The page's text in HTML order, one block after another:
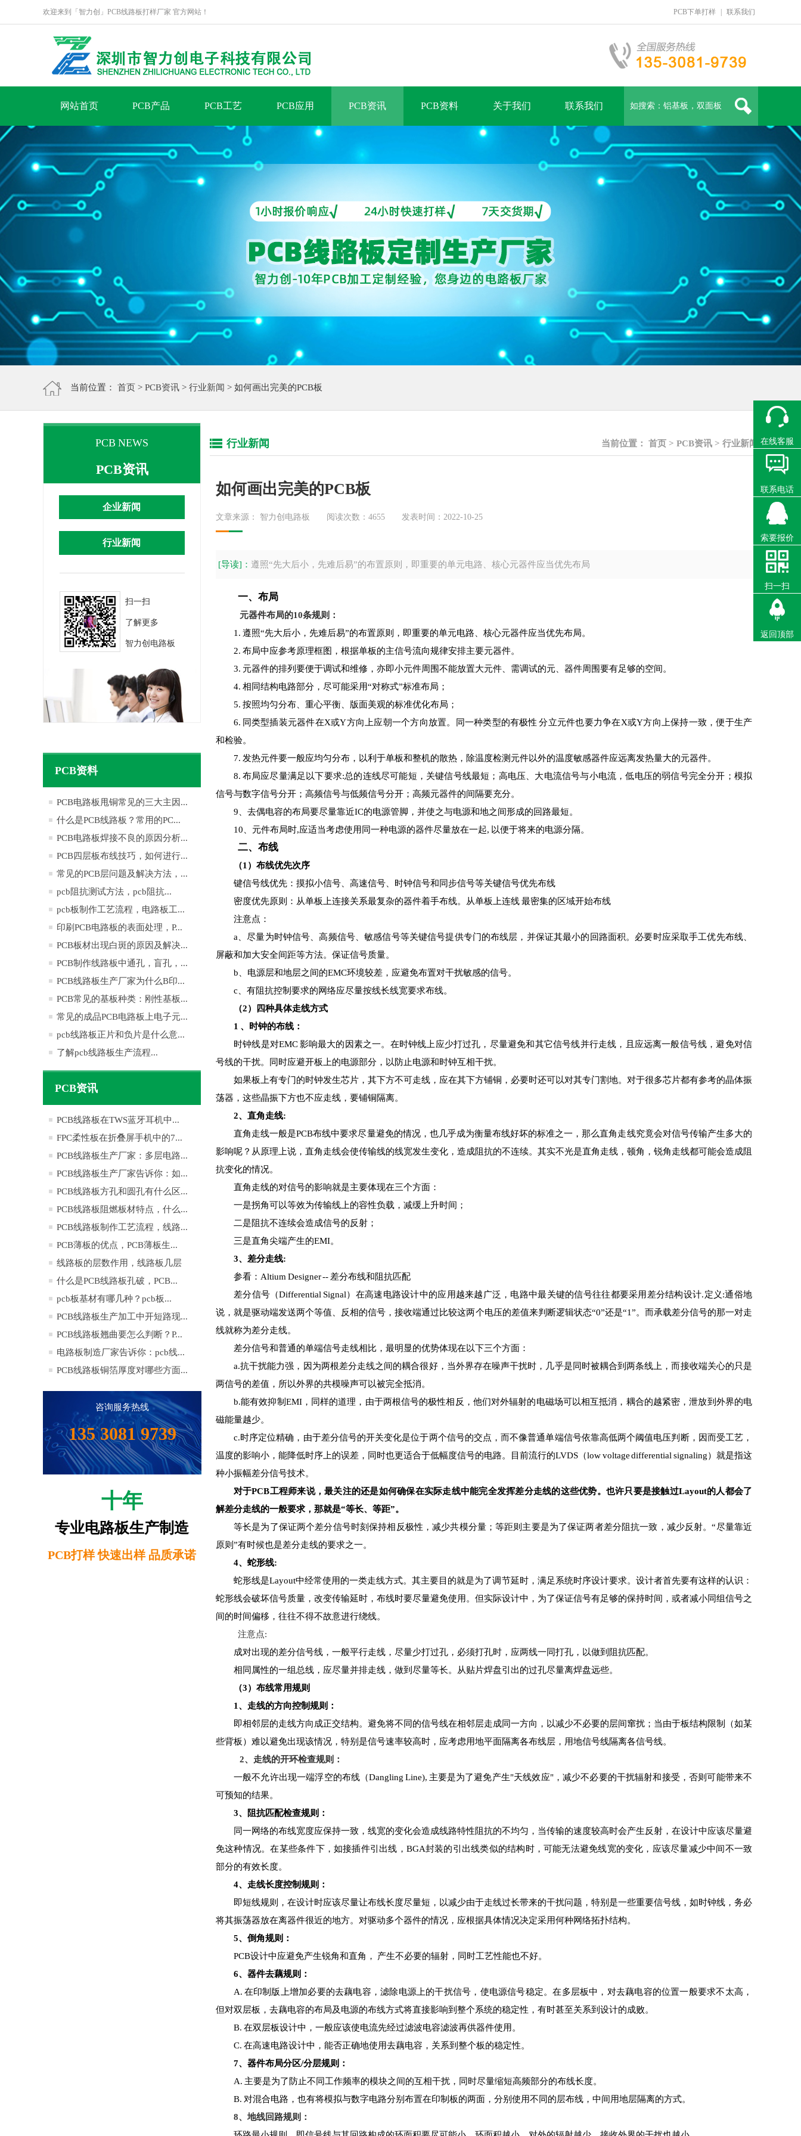
欢迎来到「智力创」PCB线路板打样厂家 官方网站！ PCB下单打样 联系我们
网站首页 PCB产品 PCB工艺 PCB应用 PCB资讯 PCB资料 关于我们 联系我们
当前位置： 首页 > PCB资讯 > 行业新闻 > 如何画出完美的PCB板
PCB NEWS
PCB资讯
企业新闻
行业新闻
扫一扫
了解更多
智力创电路板
PCB资料
PCB电路板甩铜常见的三大主因...
什么是PCB线路板？常用的PC...
PCB电路板焊接不良的原因分析...
PCB四层板布线技巧，如何进行...
常见的PCB层问题及解决方法，...
pcb阻抗测试方法，pcb阻抗...
pcb板制作工艺流程，电路板工...
印刷PCB电路板的表面处理，P...
PCB板材出现白斑的原因及解决...
PCB制作线路板中通孔，盲孔，...
PCB线路板生产厂家为什么B印...
PCB常见的基板种类：刚性基板...
常见的成品PCB电路板上电子元...
pcb线路板正片和负片是什么意...
了解pcb线路板生产流程...
PCB资讯
PCB线路板在TWS蓝牙耳机中...
FPC柔性板在折叠屏手机中的7...
PCB线路板生产厂家：多层电路...
PCB线路板生产厂家告诉你：如...
PCB线路板方孔和圆孔有什么区...
PCB线路板阻燃板材特点，什么...
PCB线路板制作工艺流程，线路...
PCB薄板的优点，PCB薄板生...
线路板的层数作用，线路板几层
是...
什么是PCB线路板孔破，PCB...
pcb板基材有哪几种？pcb板...
PCB线路板生产加工中开短路现...
PCB线路板翘曲要怎么判断？P...
电路板制造厂家告诉你：pcb线...
PCB线路板铜箔厚度对哪些方面...
咨询服务热线
135 3081 9739
十年
专业电路板生产制造
PCB打样 快速出样 品质承诺
当前位置： 首页 > PCB资讯 > 行业新闻
行业新闻
如何画出完美的PCB板
文章来源： 智力创电路板 阅读次数：4655 发表时间：2022-10-25
[导读]： 遵照“先大后小，先难后易”的布置原则，即重要的单元电路、核心元器件应当优先布局
一、布局
元器件布局的10条规则：
1. 遵照“先大后小，先难后易”的布置原则，即重要的单元电路、核心元器件应当优先布局。
2. 布局中应参考原理框图，根据单板的主信号流向规律安排主要元器件。
3. 元器件的排列要便于调试和维修，亦即小元件周围不能放置大元件、需调试的元、器件周围要有足够的空间。
4. 相同结构电路部分，尽可能采用“对称式”标准布局；
5. 按照均匀分布、重心平衡、版面美观的标准优化布局；
6. 同类型插装元器件在X或Y方向上应朝一个方向放置。同一种类型的有极性 分立元件也要力争在X或Y方向上保持一致，便于生产
和检验。
7. 发热元件要一般应均匀分布，以利于单板和整机的散热，除温度检测元件以外的温度敏感器件应远离发热量大的元器件。
8. 布局应尽量满足以下要求:总的连线尽可能短，关键信号线最短；高电压、大电流信号与小电流，低电压的弱信号完全分开；模拟
信号与数字信号分开；高频信号与低频信号分开；高频元器件的间隔要充分。
9 、去偶电容的布局要尽量靠近IC的电源管脚，并使之与电源和地之间形成的回路最短。
10 、元件布局时,应适当考虑使用同一种电源的器件尽量放在一起, 以便于将来的电源分隔。
二、布线
（1）布线优先次序
键信号线优先：摸拟小信号、高速信号、时钟信号和同步信号等关键信号优先布线
密度优先原则：从单板上连接关系最复杂的器件着手布线。从单板上连线 最密集的区域开始布线
注意点：
a 、尽量为时钟信号、高频信号、敏感信号等关键信号提供专门的布线层，并保证其最小的回路面积。必要时应采取手工优先布线、
屏蔽和加大安全间距等方法。保证信号质量。
b 、电源层和地层之间的EMC环境较差，应避免布置对干扰敏感的信号。
c 、有阻抗控制要求的网络应尽量按线长线宽要求布线。
（2）四种具体走线方式
1 、时钟的布线：
时钟线是对EMC 影响最大的因素之一。在时钟线上应少打过孔，尽量避免和其它信号线并行走线，且应远离一般信号线，避免对信
号线的干扰。同时应避开板上的电源部分，以防止电源和时钟互相干扰。
如果板上有专门的时钟发生芯片，其下方不可走线，应在其下方铺铜，必要时还可以对其专门割地。对于很多芯片都有参考的晶体振
荡器，这些晶振下方也不应走线，要铺铜隔离。
2、直角走线:
直角走线一般是PCB布线中要求尽量避免的情况，也几乎成为衡量布线好坏的标准之一，那么直角走线究竟会对信号传输产生多大的
影响呢？从原理上说，直角走线会使传输线的线宽发生变化，造成阻抗的不连续。其实不光是直角走线，顿角，锐角走线都可能会造成阻
抗变化的情况。
直角走线的对信号的影响就是主要体现在三个方面：
一是拐角可以等效为传输线上的容性负载，减缓上升时间；
二是阻抗不连续会造成信号的反射；
三是直角尖端产生的EMI。
3、差分走线:
参看：Altium Designer -- 差分布线和阻抗匹配
差分信号（Differential Signal）在高速电路设计中的应用越来越广泛，电路中最关键的信号往往都要采用差分结构设计.定义:通俗地
说，就是驱动端发送两个等值、反相的信号，接收端通过比较这两个电压的差值来判断逻辑状态“0”还是“1”。而承载差分信号的那一对走
线就称为差分走线。
差分信号和普通的单端信号走线相比，最明显的优势体现在以下三个方面：
a.抗干扰能力强，因为两根差分走线之间的耦合很好，当外界存在噪声干扰时，几乎是同时被耦合到两条线上，而接收端关心的只是
两信号的差值，所以外界的共模噪声可以被完全抵消。
b.能有效抑制EMI，同样的道理，由于两根信号的极性相反，他们对外辐射的电磁场可以相互抵消，耦合的越紧密，泄放到外界的电
磁能量越少。
c.时序定位精确，由于差分信号的开关变化是位于两个信号的交点，而不像普通单端信号依靠高低两个阈值电压判断，因而受工艺，
温度的影响小，能降低时序上的误差，同时也更适合于低幅度信号的电路。目前流行的LVDS（low voltage differential signaling）就是指这
种小振幅差分信号技术。
对于PCB工程师来说，最关注的还是如何确保在实际走线中能完全发挥差分走线的这些优势。也许只要是接触过Layout的人都会了
解差分走线的一般要求，那就是“等长、等距”。
等长是为了保证两个差分信号时刻保持相反极性，减少共模分量；等距则主要是为了保证两者差分阻抗一致，减少反射。“尽量靠近
原则”有时候也是差分走线的要求之一。
4、蛇形线:
蛇形线是Layout中经常使用的一类走线方式。其主要目的就是为了调节延时，满足系统时序设计要求。设计者首先要有这样的认识：
蛇形线会破坏信号质量，改变传输延时，布线时要尽量避免使用。但实际设计中，为了保证信号有足够的保持时间，或者减小同组信号之
间的时间偏移，往往不得不故意进行绕线。
注意点:
成对出现的差分信号线，一般平行走线，尽量少打过孔，必须打孔时，应两线一同打孔，以做到阻抗匹配。
相同属性的一组总线，应尽量并排走线，做到尽量等长。从贴片焊盘引出的过孔尽量离焊盘远些。
（3）布线常用规则
1 、走线的方向控制规则：
即相邻层的走线方向成正交结构。避免将不同的信号线在相邻层走成同一方向，以减少不必要的层间窜扰；当由于板结构限制（如某
些背板）难以避免出现该情况，特别是信号速率较高时，应考虑用地平面隔离各布线层，用地信号线隔离各信号线。
2、走线的开环检查规则：
一般不允许出现一端浮空的布线（Dangling Line), 主要是为了避免产生"天线效应"，减少不必要的干扰辐射和接受，否则可能带来不
可预知的结果。
3、阻抗匹配检查规则：
同一网络的布线宽度应保持一致，线宽的变化会造成线路特性阻抗的不均匀，当传输的速度较高时会产生反射，在设计中应该尽量避
免这种情况。在某些条件下，如接插件引出线，BGA封装的引出线类似的结构时，可能无法避免线宽的变化，应该尽量减少中间不一致
部分的有效长度。
4、走线长度控制规则：
即短线规则，在设计时应该尽量让布线长度尽量短，以减少由于走线过长带来的干扰问题，特别是一些重要信号线，如时钟线，务必
将其振荡器放在离器件很近的地方。对驱动多个器件的情况，应根据具体情况决定采用何种网络拓扑结构。
5、倒角规则：
PCB设计中应避免产生锐角和直角， 产生不必要的辐射，同时工艺性能也不好。
6、器件去藕规则：
A. 在印制版上增加必要的去藕电容，滤除电源上的干扰信号，使电源信号稳定。在多层板中，对去藕电容的位置一般要求不太高，
但对双层板，去藕电容的布局及电源的布线方式将直接影响到整个系统的稳定性，有时甚至关系到设计的成败。
B. 在双层板设计中，一般应该使电流先经过滤波电容滤波再供器件使用。
C. 在高速电路设计中，能否正确地使用去藕电容，关系到整个板的稳定性。
7、器件布局分区/分层规则：
A. 主要是为了防止不同工作频率的模块之间的互相干扰，同时尽量缩短高频部分的布线长度。
B. 对混合电路，也有将模拟与数字电路分别布置在印制板的两面，分别使用不同的层布线，中间用地层隔离的方式。
8、地线回路规则：
在线客服
联系电话
索要报价
扫一扫
返回顶部